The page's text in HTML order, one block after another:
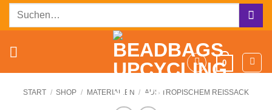
ZumSuchen
0
START / SHOP / MATERIALIEN / AUS TROPISCHEM REISSACK